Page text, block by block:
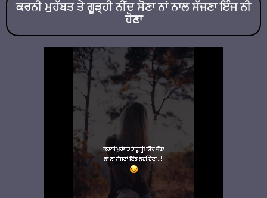
ਕਰਨੀ ਮੁਹੱਬਤ ਤੇ ਗੂੜ੍ਹੀ ਨੀਂਦ ਸੋਣਾ ਨਾਂ ਨਾਲ ਸੱਜਣਾ ਇੰਜ ਨੀ
ਹੋਣਾ